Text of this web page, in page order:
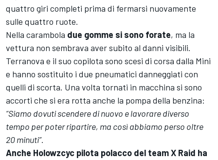
quattro giri completi prima di fermarsi nuovamente
sulle quattro ruote.
Nella carambola due gomme si sono forate, ma la
vettura non sembrava aver subito al danni visibili.
Terranova e il suo copilota sono scesi di corsa dalla Mini
e hanno sostituito i due pneumatici danneggiati con
quelli di scorta. Una volta tornati in macchina si sono
accorti che si era rotta anche la pompa della benzina:
“Siamo dovuti scendere di nuovo e lavorare diverso
tempo per poter ripartire, ma così abbiamo perso oltre
20 minuti”.
Anche Holowzcyc pilota polacco del team X Raid ha